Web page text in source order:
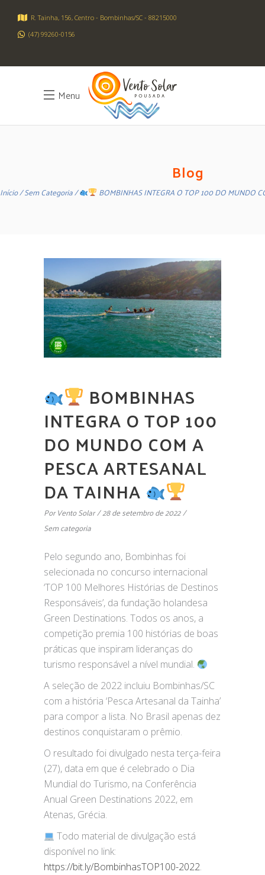
R. Tainha, 156, Centro - Bombinhas/SC - 88215000
(47) 99260-0156
Menu
Blog
Início Sem Categoria BOMBINHAS INTEGRA O TOP 100 DO MUNDO
BOMBINHAS
INTEGRA O TOP 100
DO MUNDO COM A
PESCA ARTESANAL
DA TAINHA
Por Vento Solar 28 de setembro de 2022
Sem categoria
Pelo segundo ano, Bombinhas foi
selecionada no concurso internacional
‘TOP 100 Melhores Histórias de Destinos
Responsáveis’, da fundação holandesa
Green Destinations. Todos os anos, a
competição premia 100 histórias de boas
práticas que inspiram lideranças do
turismo responsável a nível mundial.
A seleção de 2022 incluiu Bombinhas/SC
com a história ‘Pesca Artesanal da Tainha’
para compor a lista. No Brasil apenas dez
destinos conquistaram o prêmio.
O resultado foi divulgado nesta terça-feira
(27), data em que é celebrado o Dia
Mundial do Turismo, na Conferência
Anual Green Destinations 2022, em
Atenas, Grécia.
Todo material de divulgação está
disponível no link:
https://bit.ly/BombinhasTOP100-2022.